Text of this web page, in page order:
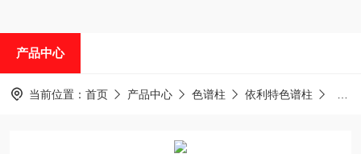
产品中心
当前位置： 首页 产品中心 色谱柱 依利特色谱柱